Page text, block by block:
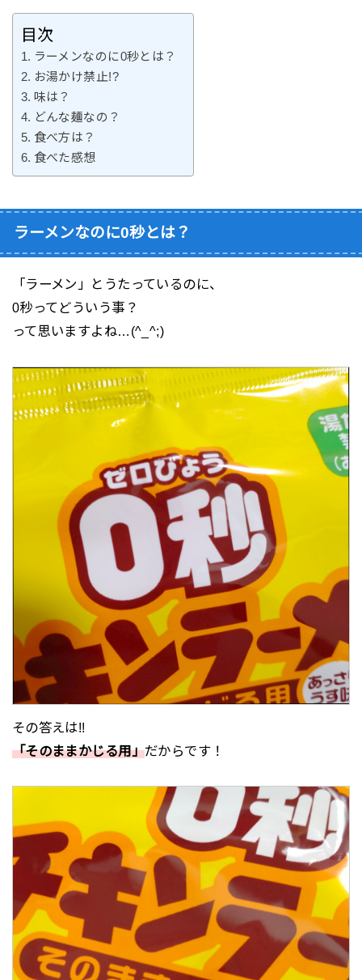
目次
ラーメンなのに0秒とは？
お湯かけ禁止!?
味は？
どんな麺なの？
食べ方は？
食べた感想
ラーメンなのに0秒とは？
「ラーメン」とうたっているのに、
0秒ってどういう事？
って思いますよね…(^_^;)
その答えは!!
「そのままかじる用」だからです！